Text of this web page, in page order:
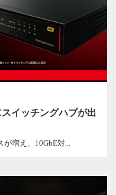
イッチングハブが出
増え、10GbE対...